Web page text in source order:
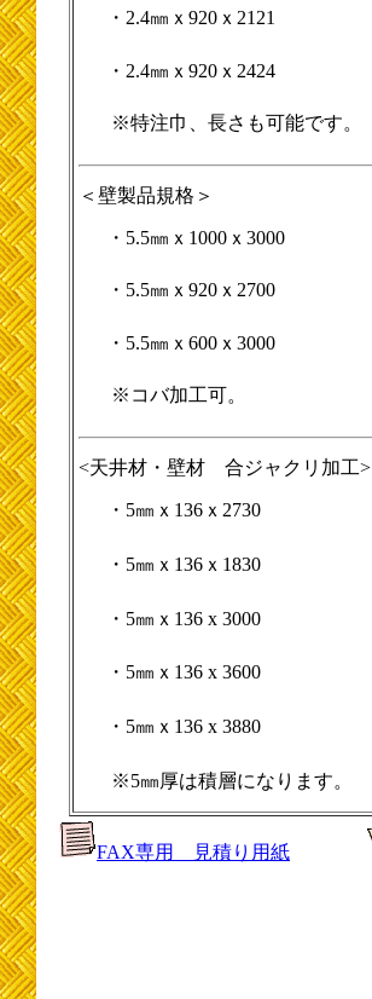
・2.4㎜ｘ920ｘ2121
・2.4㎜ｘ920ｘ2424
※特注巾、長さも可能です。
＜壁製品規格＞
・5.5㎜ｘ1000ｘ3000
・5.5㎜ｘ920ｘ2700
・5.5㎜ｘ600ｘ3000
※コバ加工可。
<天井材・壁材 合ジャクリ加工>
・5㎜ｘ136ｘ2730
・5㎜ｘ136ｘ1830
・5㎜ｘ136 x 3000
・5㎜ｘ136 x 3600
・5㎜ｘ136 x 3880
※5㎜厚は積層になります。
FAX専用 見積り用紙